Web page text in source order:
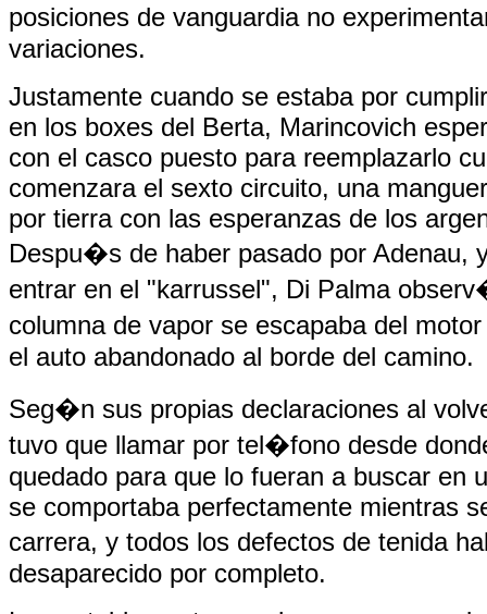
posiciones de vanguardia no
variaciones.
Justamente cuando se estaba por
en los boxes del Berta, Marincovich
con el casco puesto para reemplazarlo
comenzara el sexto circuito, una
por tierra con las esperanzas de los
Despu�s de haber pasado por Adenau,
entrar en el "karrussel", Di Palma
columna de vapor se escapaba del
el auto abandonado al borde del camino.
Seg�n sus propias declaraciones al
tuvo que llamar por tel�fono desde
quedado para que lo fueran a buscar en
se comportaba perfectamente mientras
carrera, y todos los defectos de tenida
desaparecido por completo.